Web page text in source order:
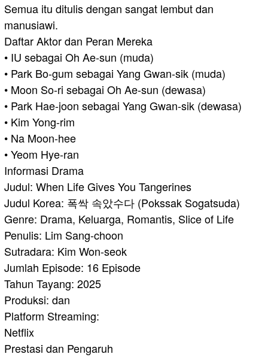
Semua itu ditulis dengan sangat lembut dan
manusiawi.
Daftar Aktor dan Peran Mereka
• IU sebagai Oh Ae-sun (muda)
• Park Bo-gum sebagai Yang Gwan-sik (muda)
• Moon So-ri sebagai Oh Ae-sun (dewasa)
• Park Hae-joon sebagai Yang Gwan-sik (dewasa)
• Kim Yong-rim
• Na Moon-hee
• Yeom Hye-ran
Informasi Drama
Judul: When Life Gives You Tangerines
Judul Korea: 폭싹 속았수다 (Pokssak Sogatsuda)
Genre: Drama, Keluarga, Romantis, Slice of Life
Penulis: Lim Sang-choon
Sutradara: Kim Won-seok
Jumlah Episode: 16 Episode
Tahun Tayang: 2025
Produksi: dan
Platform Streaming:
Netflix
Prestasi dan Pengaruh